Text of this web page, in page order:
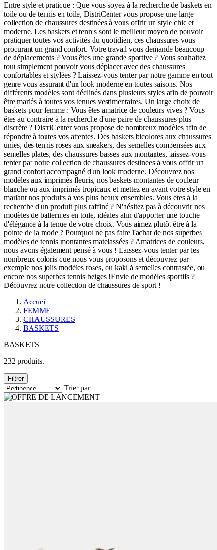
Entre style et pratique : Que vous soyez à la recherche de baskets en
toile ou de tennis en toile, DistriCenter vous propose une large
collection de chaussures destinées à vous offrir un style chic et
moderne. Les baskets et tennis sont le meilleur moyen de pouvoir
pratiquer toutes vos activités du quotidien, ces chaussures vous
procurant un grand confort. Votre travail vous demande beaucoup
de déplacements ? Vous êtes une grande sportive ? Vous souhaitez
tout simplement pouvoir vous déplacer avec des chaussures
confortables et stylées ? Laissez-vous tenter par notre gamme en tout
genre vous assurant d'un look moderne en toutes saisons. Nos
différents modèles sont déclinés dans plusieurs styles afin de pouvoir
être mariés à toutes vos tenues vestimentaires. Un large choix de
baskets pour femme : Vous êtes amatrice de couleurs vives ? Vous
êtes au contraire à la recherche d'une paire de chaussures plus
discrète ? DistriCenter vous propose de nombreux modèles afin de
répondre à toutes vos attentes. Des baskets bicolores aux chaussures
unies, des tennis roses aux sneakers, des semelles compensées aux
semelles plates, des chaussures basses aux montantes, laissez-vous
tenter par notre collection de chaussures destinées à vous offrir un
grand confort accompagné d'un look moderne. Découvrez nos
modèles aux imprimés fleuris, nos baskets montantes de couleur
blanche ou aux imprimés tropicaux et mettez en avant votre style en
mariant nos produits à vos plus beaux ensembles. Vous êtes à la
recherche d'un produit plus raffiné ? N'hésitez pas à découvrir nos
modèles de ballerines en toile, idéales afin d'apporter une touche
d'élégance à la tenue de votre choix. Vous aimez plutôt être à la
pointe de la mode ? Pourquoi ne pas faire l'achat de nos superbes
modèles de tennis montantes matelassées ? Amatrices de couleurs,
nous avons également pensé à vous ! Laissez-vous tenter par les
nombreux coloris que nous vous proposons et découvrez par
exemple nos jolis modèles roses, ou kaki à semelles contrastée, ou
encore nos superbes tennis beiges !Envie de modèles sportifs ?
Découvrez notre collection de chaussures de sport !
Accueil
FEMME
CHAUSSURES
BASKETS
BASKETS
232 produits.
Filtrer
Trier par :